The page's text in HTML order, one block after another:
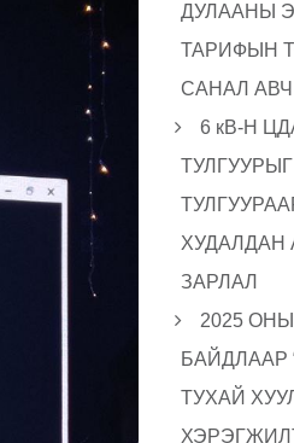
ДУЛААНЫ
ТАРИФЫН
САНАЛ
6 кВ-Н
ХУДАЛДАН
ЗАРЛАЛ
2025
ТУХАЙ